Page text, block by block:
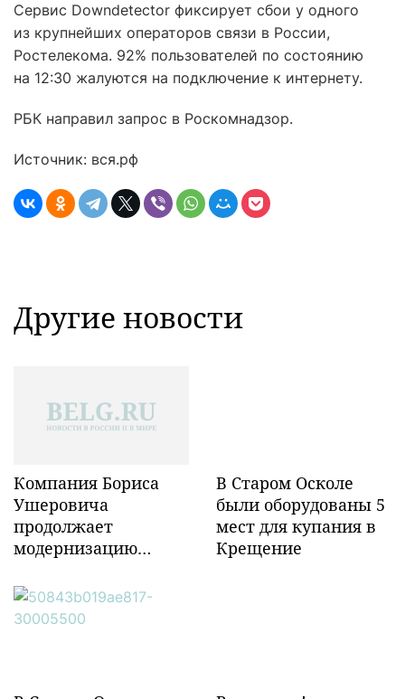
Сервис Downdetector фиксирует сбои у одного
из крупнейших операторов связи в России,
Ростелекома. 92% пользователей по состоянию
на 12:30 жалуются на подключение к интернету.
РБК направил запрос в Роскомнадзор.
Источник: вся.рф
Другие новости
Компания Бориса
Ушеровича
продолжает
модернизацию
инфраструктуры в
Забайкалье
В Старом Осколе
были оборудованы 5
мест для купания в
Крещение